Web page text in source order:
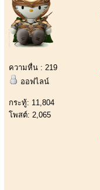
ความหื่น : 219
ออฟไลน์
กระทู้: 11,804
โพสต์: 2,065